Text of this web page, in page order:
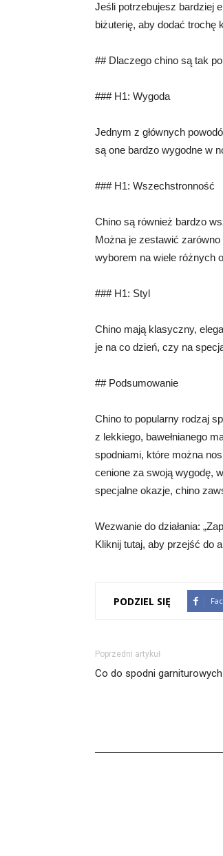
Jeśli potrzebujesz bardziej
biżuterię, aby dodać trochę
## Dlaczego chino są tak
### H1: Wygoda
Jednym z głównych
są one bardzo wygodne w
### H1: Wszechstronność
Chino są również bardzo
Można je zestawić
wyborem na wiele różnych
### H1: Styl
Chino mają klasyczny,
je na co dzień, czy na
## Podsumowanie
Chino to popularny rodzaj
z lekkiego, bawełnianego
spodniami, które można
cenione za swoją wygodę,
specjalne okazje, chino
Wezwanie do działania:
Kliknij tutaj, aby przejść do
PODZIEL SIĘ
Poprzedni artykuł
Co do spodni